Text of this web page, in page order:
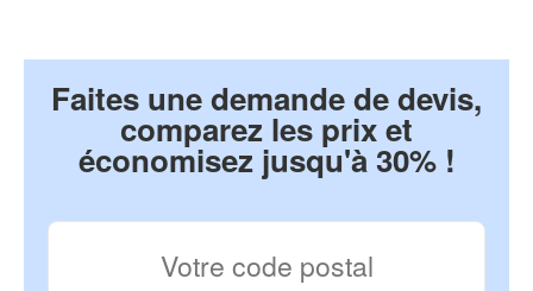
Faites une demande de devis,
comparez les prix et
économisez jusqu'à 30% !